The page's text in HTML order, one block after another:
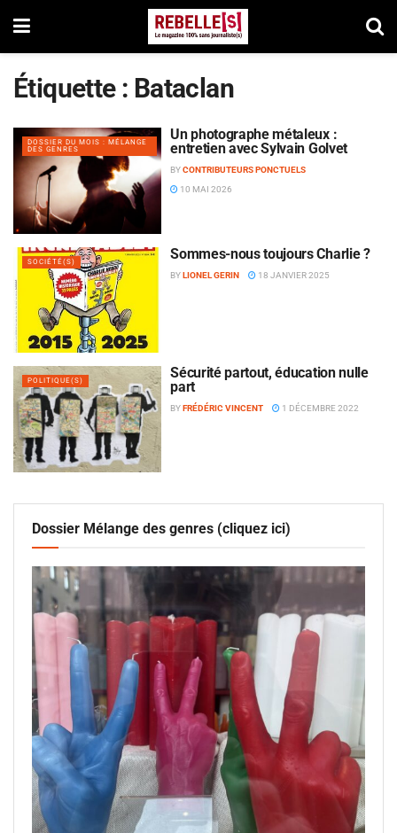
Étiquette : Bataclan
DOSSIER DU MOIS : MÉLANGE
DES GENRES
Un photographe métaleux :
entretien avec Sylvain Golvet
BYCONTRIBUTEURS PONCTUELS
10 MAI 2026
SOCIÉTÉ(S) Sommes-nous toujours Charlie ?
BYLIONEL GERIN 18 JANVIER 2025
POLITIQUE(S)
Sécurité partout, éducation nulle
part
BYFRÉDÉRIC VINCENT 1 DÉCEMBRE 2022
Dossier Mélange des genres (cliquez ici)